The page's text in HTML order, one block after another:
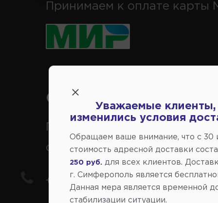
Принимаем к оплате карты
Справочный центр:
Продажа запчастей на
отечественные авто
+7(978) 206-206-5
Уважаемые клиенты,
изменились условия
Обращаем ваше внимание, что c 30
стоимость адресной доставки
250 руб.
для всех клиентов.
г. Симферополь является
Данная мера является временной
стабилизации ситуации.